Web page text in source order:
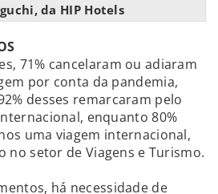
da HIP Hotels
71% cancelaram ou adiaram
por conta da pandemia,
desses remarcaram pelo
enquanto 80%
uma viagem internacional,
no setor de Viagens e Turismo.
há necessidade de